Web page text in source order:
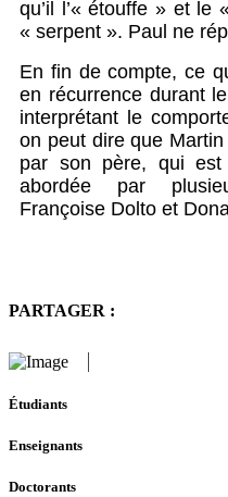
qu’il l’« étouffe » et
« serpent ». Paul ne
En fin de compte, ce
en récurrence durant
interprétant le
on peut dire que
par son père, qui est
abordée par
Françoise Dolto et
PARTAGER :
Étudiants
Enseignants
Doctorants